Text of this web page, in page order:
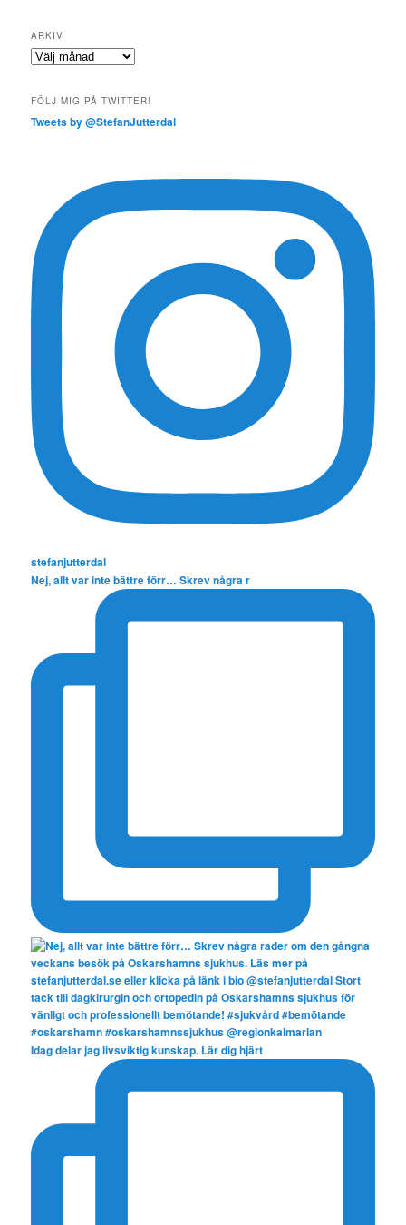
ARKIV
Arkiv
FÖLJ MIG PÅ TWITTER!
Tweets by @StefanJutterdal
stefanjutterdal
Nej, allt var inte bättre förr… Skrev några r
Idag delar jag livsviktig kunskap. Lär dig hjärt